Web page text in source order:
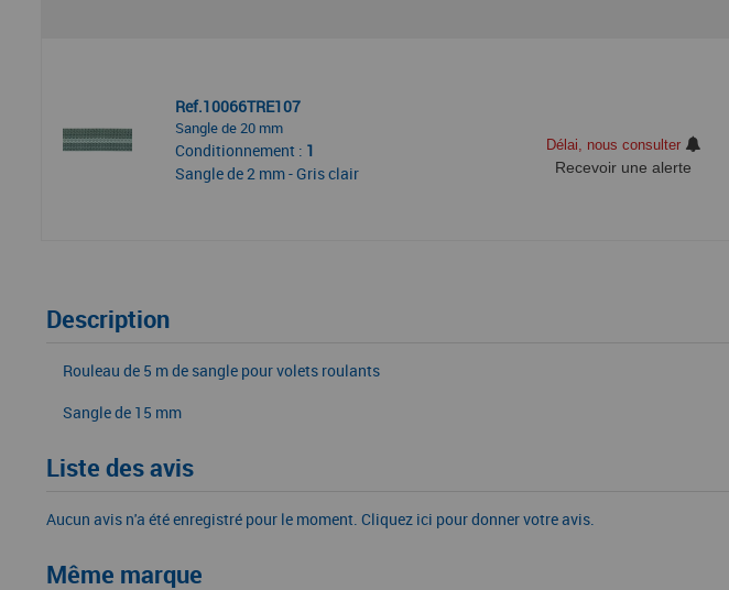
Ref.10066TRE107
Sangle de 20 mm
Conditionnement : 1
Sangle de 2 mm - Gris clair
Délai, nous consulter
Recevoir une alerte
Description
Rouleau de 5 m de sangle pour volets roulants
Sangle de 15 mm
Liste des avis
Aucun avis n'a été enregistré pour le moment. Cliquez ici pour donner votre avis.
Même marque